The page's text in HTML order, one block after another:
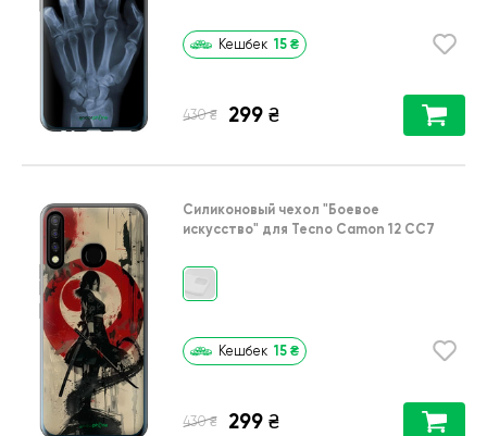
Кешбек 15 ₴
430 ₴ 299 ₴
Силиконовый чехол "Боевое
искусство" для Tecno Camon 12 CC7
Кешбек 15 ₴
430 ₴ 299 ₴